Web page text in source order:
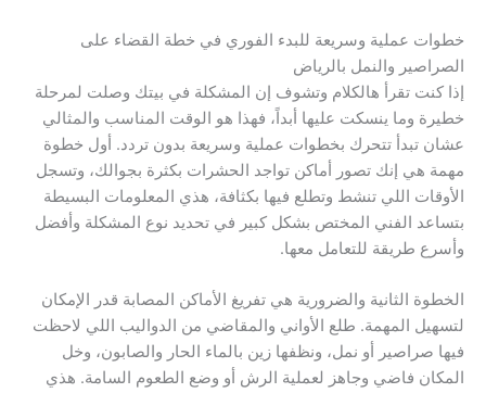
خطوات عملية وسريعة للبدء الفوري في خطة القضاء على
الصراصير والنمل بالرياض
إذا كنت تقرأ هالكلام وتشوف إن المشكلة في بيتك وصلت لمرحلة
خطيرة وما ينسكت عليها أبداً، فهذا هو الوقت المناسب والمثالي
عشان تبدأ تتحرك بخطوات عملية وسريعة بدون تردد. أول خطوة
مهمة هي إنك تصور أماكن تواجد الحشرات بكثرة بجوالك، وتسجل
الأوقات اللي تنشط وتطلع فيها بكثافة، هذي المعلومات البسيطة
بتساعد الفني المختص بشكل كبير في تحديد نوع المشكلة وأفضل
وأسرع طريقة للتعامل معها.
الخطوة الثانية والضرورية هي تفريغ الأماكن المصابة قدر الإمكان
لتسهيل المهمة. طلع الأواني والمقاضي من الدواليب اللي لاحظت
فيها صراصير أو نمل، ونظفها زين بالماء الحار والصابون، وخل
المكان فاضي وجاهز لعملية الرش أو وضع الطعوم السامة. هذي